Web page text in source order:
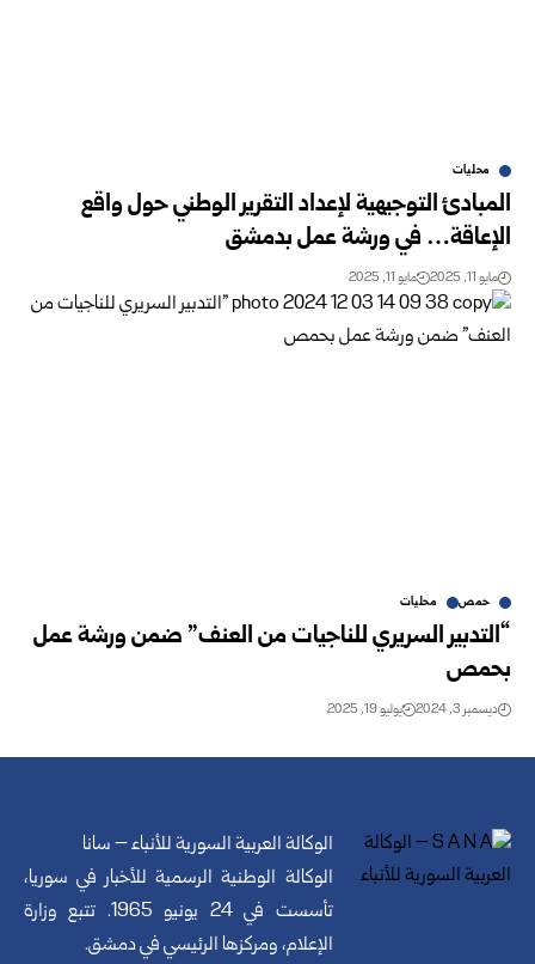
محليات
المبادئ التوجيهية لإعداد التقرير الوطني حول واقع
الإعاقة… في ورشة عمل بدمشق‏
مايو 11, 2025 مايو 11, 2025
حمص محليات
“التدبير السريري للناجيات من العنف” ضمن ورشة عمل
بحمص
ديسمبر 3, 2024 يوليو 19, 2025
الوكالة العربية السورية للأنباء – سانا
الوكالة الوطنية الرسمية للأخبار في سوريا،
تأسست في 24 يونيو 1965. تتبع وزارة
الإعلام، ومركزها الرئيسي في دمشق.